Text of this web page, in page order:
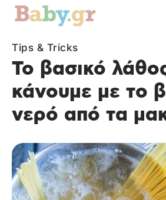
Tips & Tricks
Το βασικό
κάνουμε με το
νερό από τα